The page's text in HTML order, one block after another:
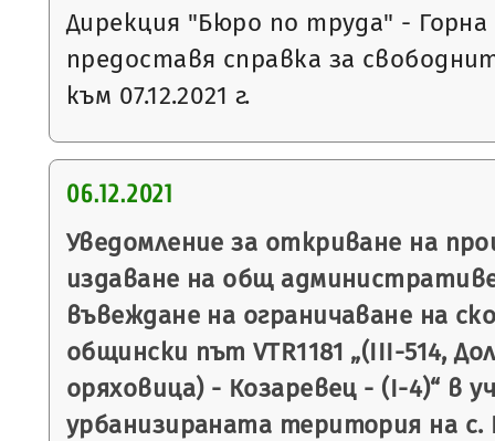
Дирекция "Бюро по труда" -
предоставя справка за
към 07.12.2021 г.
06.12.2021
Уведомление за откриване на
издаване на общ
въвеждане на ограничаване на
общински път VTR1181 „(ІІІ-514,
оряховица) - Козаревец - (І-4)“ в
урбанизираната територия на с.